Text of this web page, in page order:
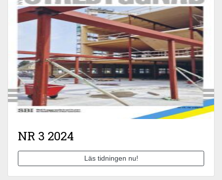
NR 3 2024
Läs tidningen nu!